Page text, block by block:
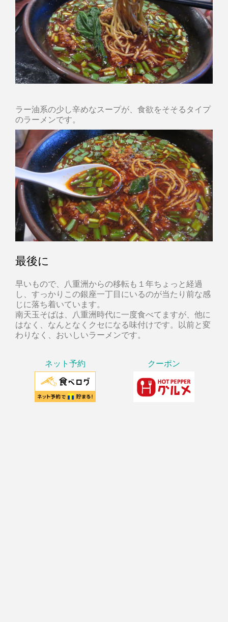
ラー油系の少し辛めなスープが、食欲をそそるタイプ
のラーメンです。
最後に
早いもので、八重洲からの移転も１年ちょっと経過
し、すっかりこの銀座一丁目にいるのが当たり前な感
じに落ち着いています。
南天玉そばは、八重洲時代に一度食べてますが、他に
はなく、なんとなくクセになる味付けです。以前と変
わりなく、おいしいラーメンです。
ネット予約 クーポン